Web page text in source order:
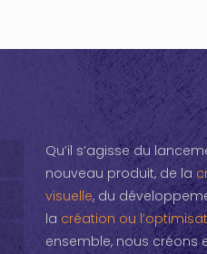
Qu’il s’agisse du
nouveau produit, de la
visuelle, du
la création ou
ensemble, nous créons